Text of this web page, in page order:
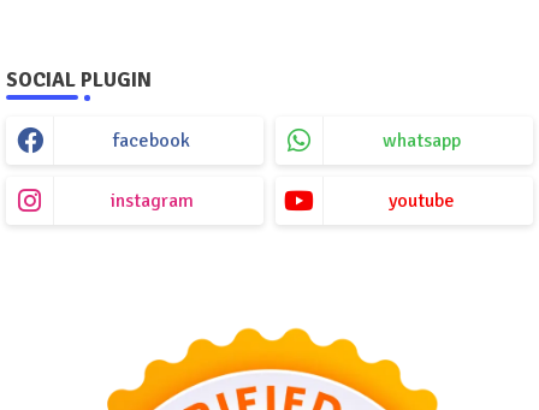
SOCIAL PLUGIN
facebook whatsapp
instagram youtube